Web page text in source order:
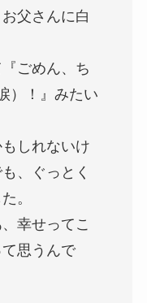
父さんに白
ごめん、ち
）！』みたい
しれないけ
、ぐっとく
。
幸せってこ
思うんで